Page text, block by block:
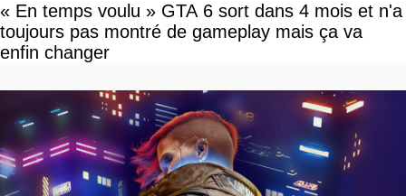
« En temps voulu » GTA 6 sort dans 4 mois et n'a
toujours pas montré de gameplay mais ça va
enfin changer